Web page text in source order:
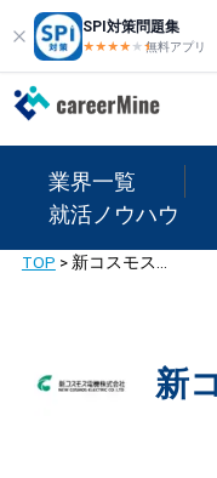
SPI対策問題集
★★★★ ★★
無料アプリ
業界一覧
就活ノウハウ
TOP >
新